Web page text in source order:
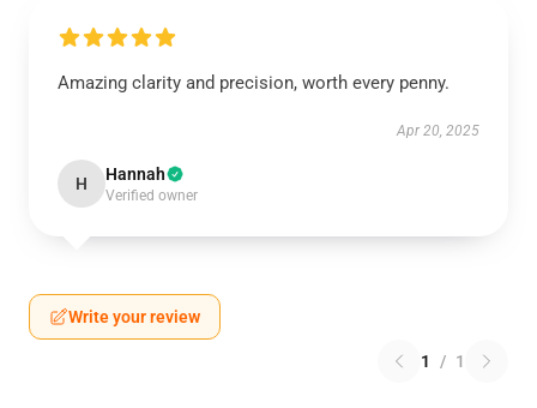
Amazing clarity and precision, worth every penny.
Apr 20, 2025
H Hannah
Verified owner
Write your review
1 / 1